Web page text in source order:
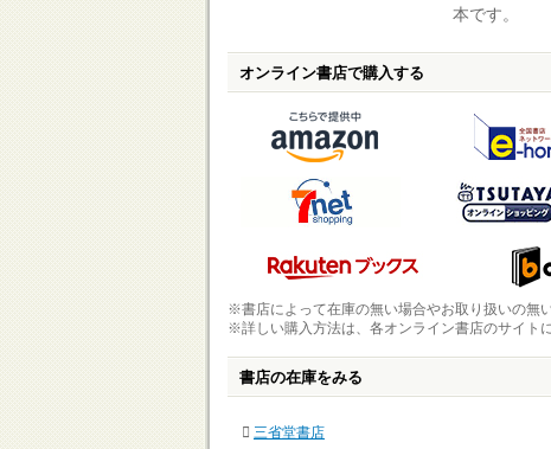
本です。
オンライン書店で購入する
※書店によって在庫の無い場合やお取り扱いの無
※詳しい購入方法は、各オンライン書店のサイト
書店の在庫をみる
三省堂書店